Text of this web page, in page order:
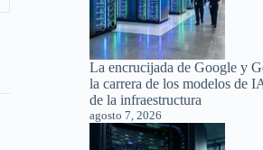
La encrucijada de Google y
la carrera de los modelos de
de la infraestructura
agosto 7, 2026